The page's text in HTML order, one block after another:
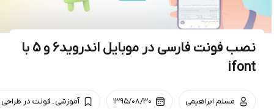
نصب فونت فارسی در موبایل اندروید۶ و ۵ با
ifont
مسلم ابراهیمی ۱۳۹۵/۰۸/۳۰ آموزشی.فونت در طراحی